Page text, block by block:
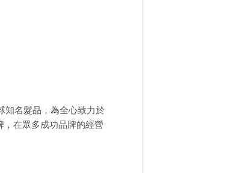
知名髮品，為全心致力於
，在眾多成功品牌的經營